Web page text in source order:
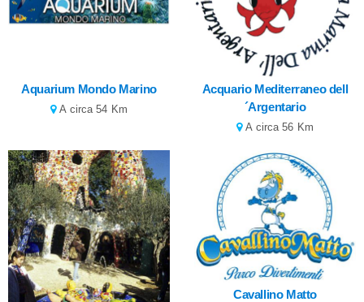
Aquarium Mondo Marino
A circa 54 Km
Acquario Mediterraneo dell
´Argentario
A circa 56 Km
Cavallino Matto